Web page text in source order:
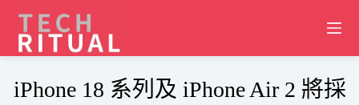
content
iPhone 18 系列及 iPhone Air 2 將採